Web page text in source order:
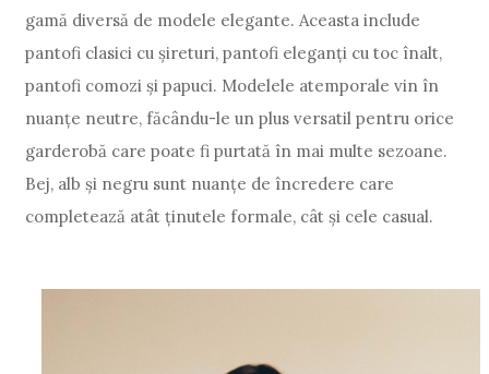
gamă diversă de modele elegante. Aceasta include
pantofi clasici cu șireturi, pantofi eleganți cu toc înalt,
pantofi comozi și papuci. Modelele atemporale vin în
nuanțe neutre, făcându-le un plus versatil pentru orice
garderobă care poate fi purtată în mai multe sezoane.
Bej, alb și negru sunt nuanțe de încredere care
completează atât ținutele formale, cât și cele casual.